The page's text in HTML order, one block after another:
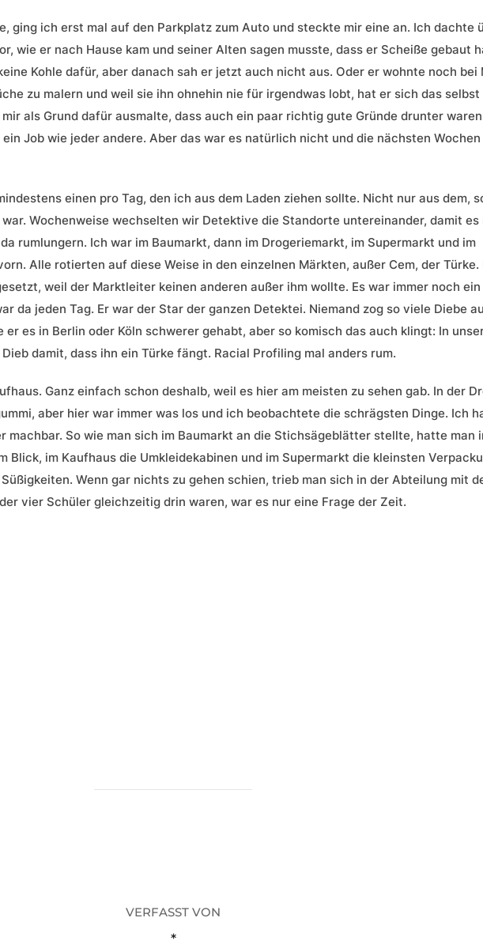
ging ich erst mal auf den Parkplatz zum Auto und steckte mir eine an. Ich dachte
wie er nach Hause kam und seiner Alten sagen musste, dass er Scheiße gebaut
Kohle dafür, aber danach sah er jetzt auch nicht aus. Oder er wohnte noch bei
zu malern und weil sie ihn ohnehin nie für irgendwas lobt, hat er sich das selbst
als Grund dafür ausmalte, dass auch ein paar richtig gute Gründe drunter
Job wie jeder andere. Aber das war es natürlich nicht und die nächsten
einen pro Tag, den ich aus dem Laden ziehen sollte. Nicht nur aus dem,
Wochenweise wechselten wir Detektive die Standorte untereinander, damit
rumlungern. Ich war im Baumarkt, dann im Drogeriemarkt, im Supermarkt und im
Alle rotierten auf diese Weise in den einzelnen Märkten, außer Cem, der Türke.
weil der Marktleiter keinen anderen außer ihm wollte. Es war immer noch
da jeden Tag. Er war der Star der ganzen Detektei. Niemand zog so viele Diebe
es in Berlin oder Köln schwerer gehabt, aber so komisch das auch klingt: In
damit, dass ihn ein Türke fängt. Racial Profiling mal anders rum.
Ganz einfach schon deshalb, weil es hier am meisten zu sehen gab. In der
aber hier war immer was los und ich beobachtete die schrägsten Dinge. Ich
machbar. So wie man sich im Baumarkt an die Stichsägeblätter stellte, hatte man
Blick, im Kaufhaus die Umkleidekabinen und im Supermarkt die kleinsten
Wenn gar nichts zu gehen schien, trieb man sich in der Abteilung mit
vier Schüler gleichzeitig drin waren, war es nur eine Frage der Zeit.
VERFASST VON
*